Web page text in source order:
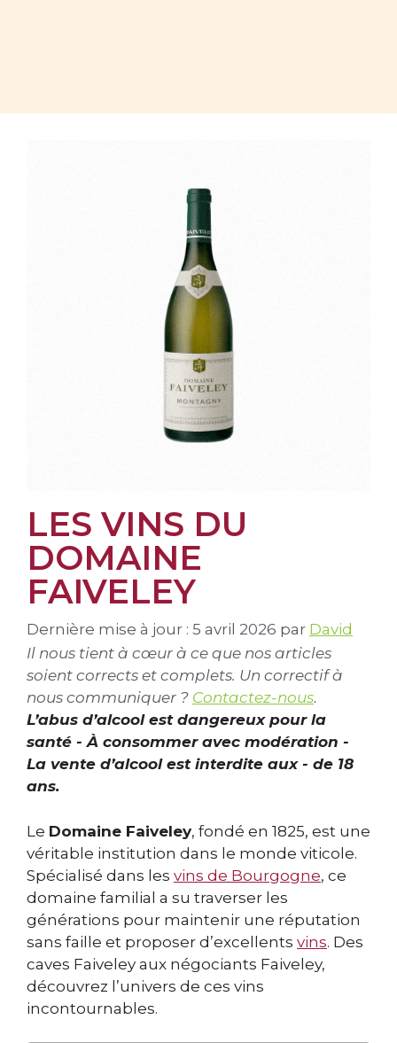
LES VINS DU
DOMAINE
FAIVELEY
Dernière mise à jour : 5 avril 2026 par David
Il nous tient à cœur à ce que nos articles
soient corrects et complets. Un correctif à
nous communiquer ? Contactez-nous.
L’abus d’alcool est dangereux pour la
santé - À consommer avec modération -
La vente d’alcool est interdite aux - de 18
ans.
Le Domaine Faiveley, fondé en 1825, est une
véritable institution dans le monde viticole.
Spécialisé dans les vins de Bourgogne, ce
domaine familial a su traverser les
générations pour maintenir une réputation
sans faille et proposer d’excellents vins. Des
caves Faiveley aux négociants Faiveley,
découvrez l’univers de ces vins
incontournables.